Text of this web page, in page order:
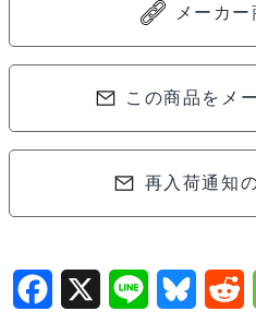
ー
ァ
ス
ー
ケ
メーカ
この商品をメ
再入荷通知
X B